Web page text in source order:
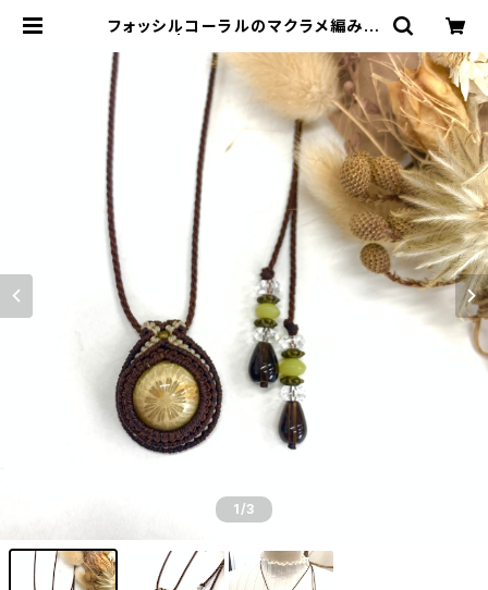
フォッシルコーラルのマクラメ編みネ
サリーとマクラメ編み教室
1/3